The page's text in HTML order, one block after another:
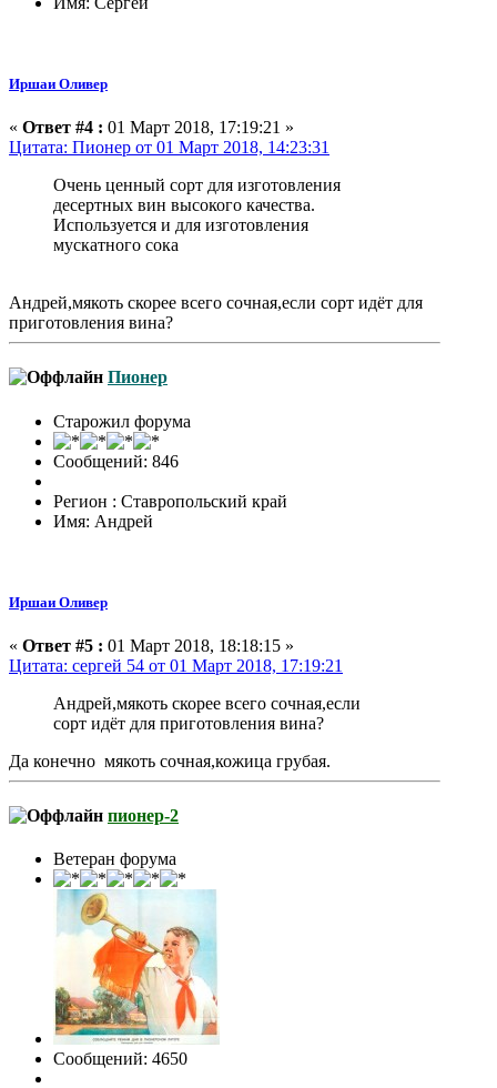
Иршаи Оливер
« Ответ #4 : 01 Март 2018, 17:19:21 »
Цитата: Пионер от 01 Март 2018, 14:23:31
Очень ценный сорт для изготовления
десертных вин высокого качества.
Используется и для изготовления
мускатного сока
Андрей,мякоть скорее всего сочная,если сорт идёт для
приготовления вина?
Пионер
Старожил форума
Сообщений: 846
Регион : Ставропольский край
Имя: Андрей
Иршаи Оливер
« Ответ #5 : 01 Март 2018, 18:18:15 »
Цитата: сергей 54 от 01 Март 2018, 17:19:21
Андрей,мякоть скорее всего сочная,если
сорт идёт для приготовления вина?
Да конечно мякоть сочная,кожица грубая.
пионер-2
Ветеран форума
Сообщений: 4650